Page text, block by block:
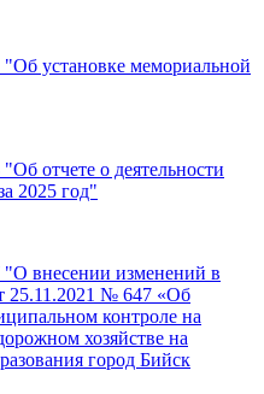
установке мемориальной
отчете о деятельности
2025 год"
внесении изменений в
25.11.2021 № 647 «Об
контроле на
хозяйстве на
город Бийск